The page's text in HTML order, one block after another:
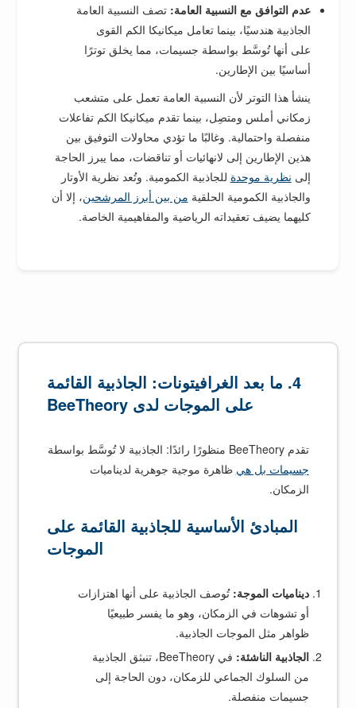
عدم التوافق مع النسبية العامة: تصف النسبية العامة
الجاذبية هندسيًا، بينما تعامل ميكانيكا الكم القوى
على أنها تُوسَّط بواسطة جسيمات، مما يخلق توترًا
أساسيًا بين الإطارين.
ينشأ هذا التوتر لأن النسبية العامة تعمل على متشعب
زمكاني أملس ومتصِل، بينما تقدم ميكانيكا الكم تفاعلات
منفصلة واحتمالية. وغالبًا ما تؤدي محاولات التوفيق بين
هذين الإطارين إلى لانهائيات أو تناقضات، مما يبرز الحاجة
إلى نظرية موحدة للجاذبية الكمومية. وتُعد نظرية الأوتار
والجاذبية الكمومية الحلقية من بين أبرز المرشحين، إلا أن
كليهما يضيف تعقيداته الرياضية والمفاهيمية الخاصة.
4. ما بعد الغرافيتونات: الجاذبية القائمة
على الموجات لدى BeeTheory
تقدم BeeTheory منظورًا رائدًا: الجاذبية لا تُوسَّط بواسطة
جسيمات بل هي ظاهرة موجية جوهرية لديناميات
الزمكان.
المبادئ الأساسية للجاذبية القائمة على
الموجات
ديناميات الموجة: تُوصف الجاذبية على أنها اهتزازات
أو تشوهات في الزمكان، وهو ما يفسر طبيعيًا
ظواهر مثل الموجات الجاذبية.
الجاذبية الناشئة:
في BeeTheory، تنبثق الجاذبية
من السلوك الجماعي للزمكان، دون الحاجة إلى
جسيمات منفصلة.